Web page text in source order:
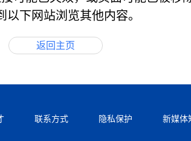
以下网站浏览其他内容。
返回主页
联系方式 隐私保护 新媒体